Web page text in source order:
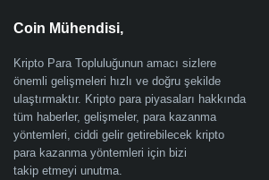
Coin Mühendisi,
Kripto Para Topluluğunun amacı sizlere
önemli gelişmeleri hızlı ve doğru şekilde
ulaştırmaktır. Kripto para piyasaları hakkında
tüm haberler, gelişmeler, para kazanma
yöntemleri, ciddi gelir getirebilecek kripto
para kazanma yöntemleri için bizi
takip etmeyi unutma.